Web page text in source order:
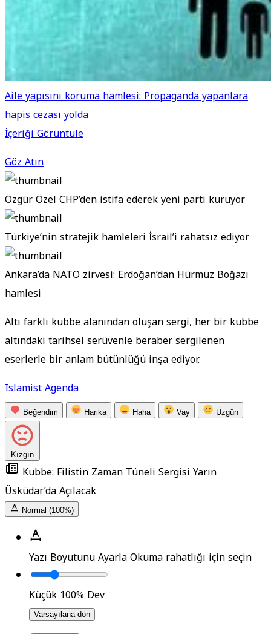
Aile yapısını koruma hamlesi: Propaganda yapanlara
hapis cezası yolda
İçeriği Görüntüle
Göz Atın
Özgür Özel CHP’den istifa ederek yeni parti kuruyor
Türkiye’nin stratejik hamleleri İsrail’i rahatsız ediyor
Ankara’da NATO zirvesi: Erdoğan’dan Hürmüz Boğazı
hamlesi
Altı farklı kubbe alanından oluşan sergi, her bir kubbe
altındaki tarihsel serüvenle beraber sergilenen
eserlerle bir anlam bütünlüğü inşa ediyor.
Islamist Agenda
Beğendim Harika Haha Vay Üzgün
Kızgın
Kubbe: Filistin Zaman Tüneli Sergisi Yarın
Üsküdar’da Açılacak
Normal (100%)
Yazı Boyutunu AyarlaOkuma rahatlığı için seçin
Küçük 100%Dev
Varsayılana dön